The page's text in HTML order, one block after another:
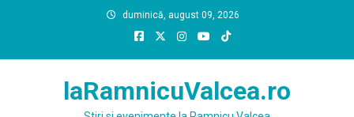
duminică, august 09, 2026
laRamnicuValcea.ro